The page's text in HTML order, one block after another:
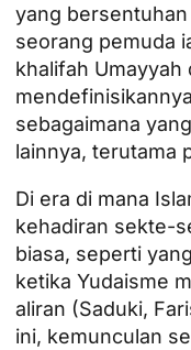
yang
seorang pemuda
khalifah Umayyah
sebagaimana
lainnya, terutama
Di era di mana
kehadiran sekte-
biasa, seperti
ketika Yudaisme
aliran (Saduki,
ini, kemunculan